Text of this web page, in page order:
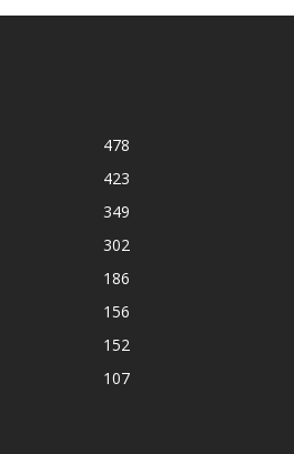
478
423
349
302
186
156
152
107